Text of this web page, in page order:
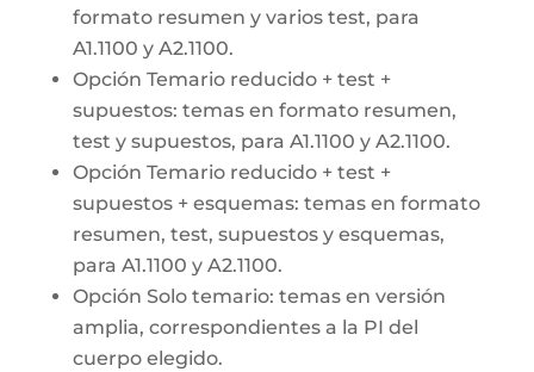
formato resumen y varios test, para
A1.1100 y A2.1100.
Opción Temario reducido + test +
supuestos: temas en formato resumen,
test y supuestos, para A1.1100 y A2.1100.
Opción Temario reducido + test +
supuestos + esquemas: temas en formato
resumen, test, supuestos y esquemas,
para A1.1100 y A2.1100.
Opción Solo temario: temas en versión
amplia, correspondientes a la PI del
cuerpo elegido.